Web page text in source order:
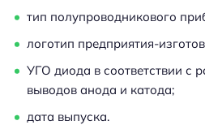
тип полупроводникового
логотип предприятия-
УГО диода в соответствии с
выводов анода и катода;
дата выпуска.